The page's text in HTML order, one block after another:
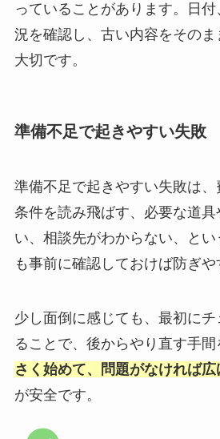
っていることがあります。日
況を確認し、古い内容をその
大切です。
準備不足で起きやすい失敗
準備不足で起きやすい失敗は、
条件を読み飛ばす、必要な道
い、相談先がわからない、と
も事前に確認しておけば防ぎや
少し面倒に感じても、最初に
ることで、後からやり直す手間
さく始めて、問題がなければ広
が安全です。